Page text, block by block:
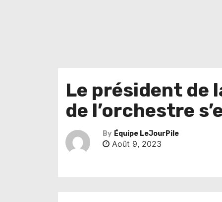
Le président de
de l’orchestre
By Équipe LeJourPile
Août 9, 2023